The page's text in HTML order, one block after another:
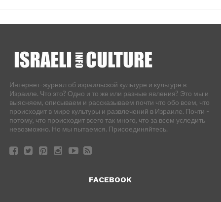
Интернет-журнал об израильской культуре и культуре в
Израиле. Что это? Одно и то же или разные явления? Это мы и
выясняем, описываем и рассказываем почти что обо всем, что
происходит в мире культуры и развлечений в Израиле. Почти -
потому, что происходит всего так много, что за всем уследить
невозможно. Но мы пытаемся. Присоединяйтесь.
FACEBOOK